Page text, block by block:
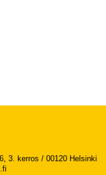
3. kerros / 00120 Helsinki